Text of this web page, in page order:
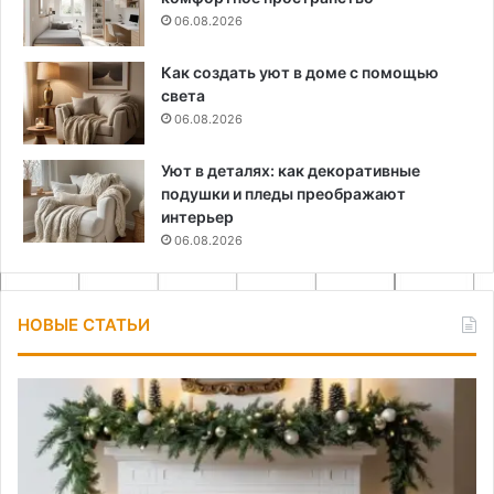
06.08.2026
Как создать уют в доме с помощью
света
06.08.2026
Уют в деталях: как декоративные
подушки и пледы преображают
интерьер
06.08.2026
НОВЫЕ СТАТЬИ